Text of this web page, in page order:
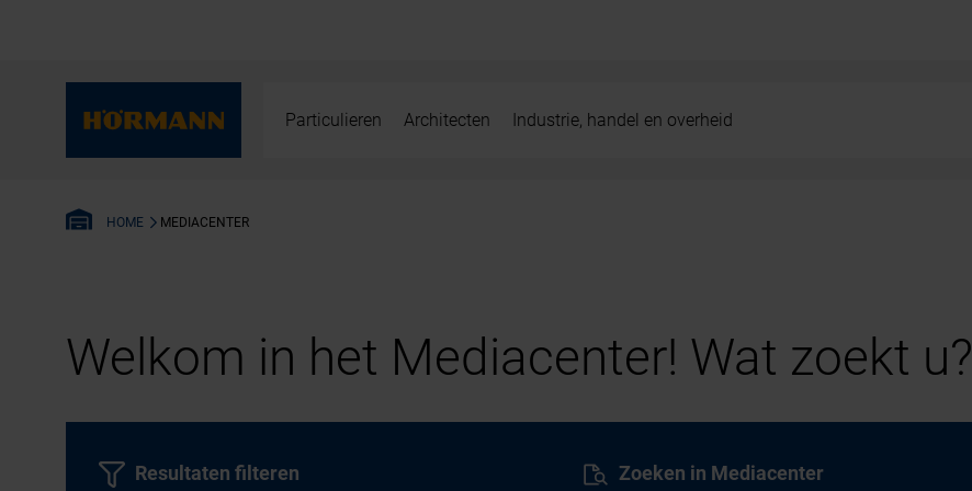
Particulieren Architecten Industrie, handel en overheid
HOME MEDIACENTER
Welkom in het Mediacenter! Wat zoekt u?
Zoeken in Mediacenter
Resultaten filteren